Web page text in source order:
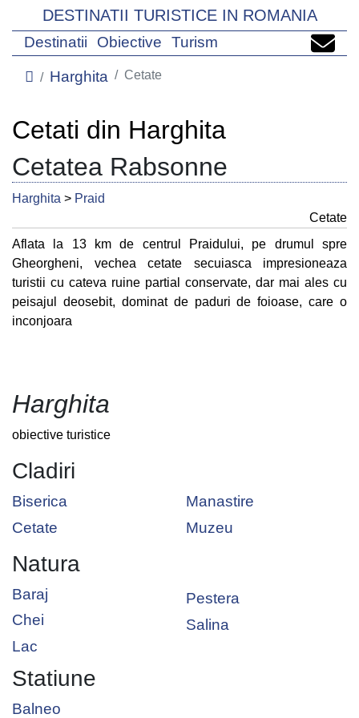
DESTINATII TURISTICE IN ROMANIA
Destinatii Obiective Turism
Harghita Cetate
Cetati din Harghita
Cetatea Rabsonne
Harghita > Praid
Cetate
Aflata la 13 km de centrul Praidului, pe drumul spre
Gheorgheni, vechea cetate secuiasca impresioneaza
turistii cu cateva ruine partial conservate, dar mai ales cu
peisajul deosebit, dominat de paduri de foioase, care o
inconjoara
Harghita
obiective turistice
Cladiri
Biserica
Cetate
Manastire
Muzeu
Natura
Baraj
Chei
Lac
Pestera
Salina
Statiune
Balneo